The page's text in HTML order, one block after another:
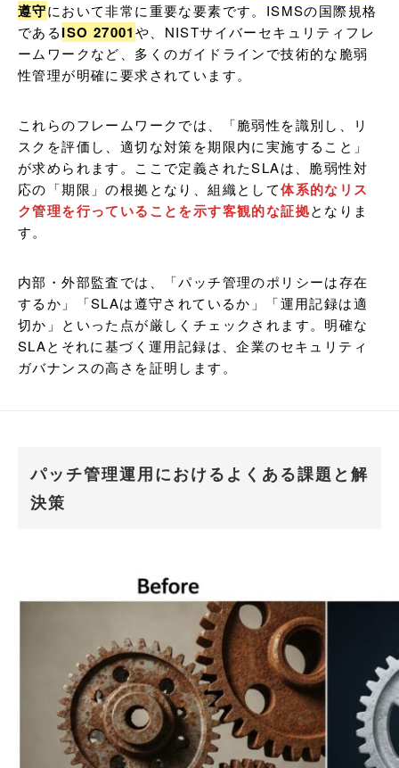
遵守において非常に重要な要素です。ISMSの国際規格
であるISO 27001や、NISTサイバーセキュリティフレ
ームワークなど、多くのガイドラインで技術的な脆弱
性管理が明確に要求されています。
これらのフレームワークでは、「脆弱性を識別し、リ
スクを評価し、適切な対策を期限内に実施すること」
が求められます。ここで定義されたSLAは、脆弱性対
応の「期限」の根拠となり、組織として体系的なリス
ク管理を行っていることを示す客観的な証拠となりま
す。
内部・外部監査では、「パッチ管理のポリシーは存在
するか」「SLAは遵守されているか」「運用記録は適
切か」といった点が厳しくチェックされます。明確な
SLAとそれに基づく運用記録は、企業のセキュリティ
ガバナンスの高さを証明します。
パッチ管理運用におけるよくある課題と解
決策